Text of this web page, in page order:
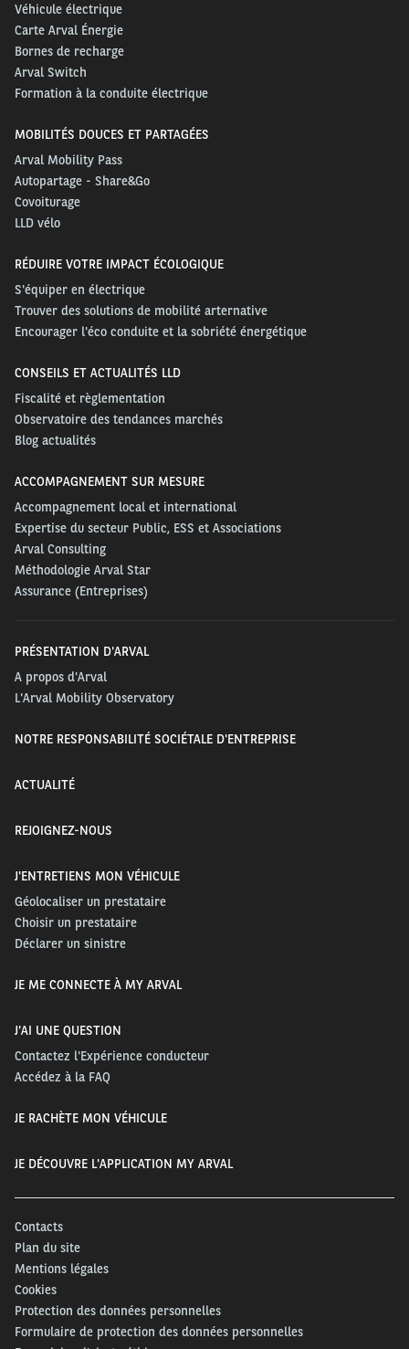
Véhicule électrique
Carte Arval Énergie
Bornes de recharge
Arval Switch
Formation à la conduite électrique
MOBILITÉS DOUCES ET PARTAGÉES
Arval Mobility Pass
Autopartage - Share&Go
Covoiturage
LLD vélo
RÉDUIRE VOTRE IMPACT ÉCOLOGIQUE
S'équiper en électrique
Trouver des solutions de mobilité arternative
Encourager l'éco conduite et la sobriété énergétique
CONSEILS ET ACTUALITÉS LLD
Fiscalité et règlementation
Observatoire des tendances marchés
Blog actualités
ACCOMPAGNEMENT SUR MESURE
Accompagnement local et international
Expertise du secteur Public, ESS et Associations
Arval Consulting
Méthodologie Arval Star
Assurance (Entreprises)
PRÉSENTATION D'ARVAL
A propos d'Arval
L'Arval Mobility Observatory
NOTRE RESPONSABILITÉ SOCIÉTALE D'ENTREPRISE
ACTUALITÉ
REJOIGNEZ-NOUS
J'ENTRETIENS MON VÉHICULE
Géolocaliser un prestataire
Choisir un prestataire
Déclarer un sinistre
JE ME CONNECTE À MY ARVAL
J'AI UNE QUESTION
Contactez l'Expérience conducteur
Accédez à la FAQ
JE RACHÈTE MON VÉHICULE
JE DÉCOUVRE L'APPLICATION MY ARVAL
Contacts
Plan du site
Mentions légales
Cookies
Protection des données personnelles
Formulaire de protection des données personnelles